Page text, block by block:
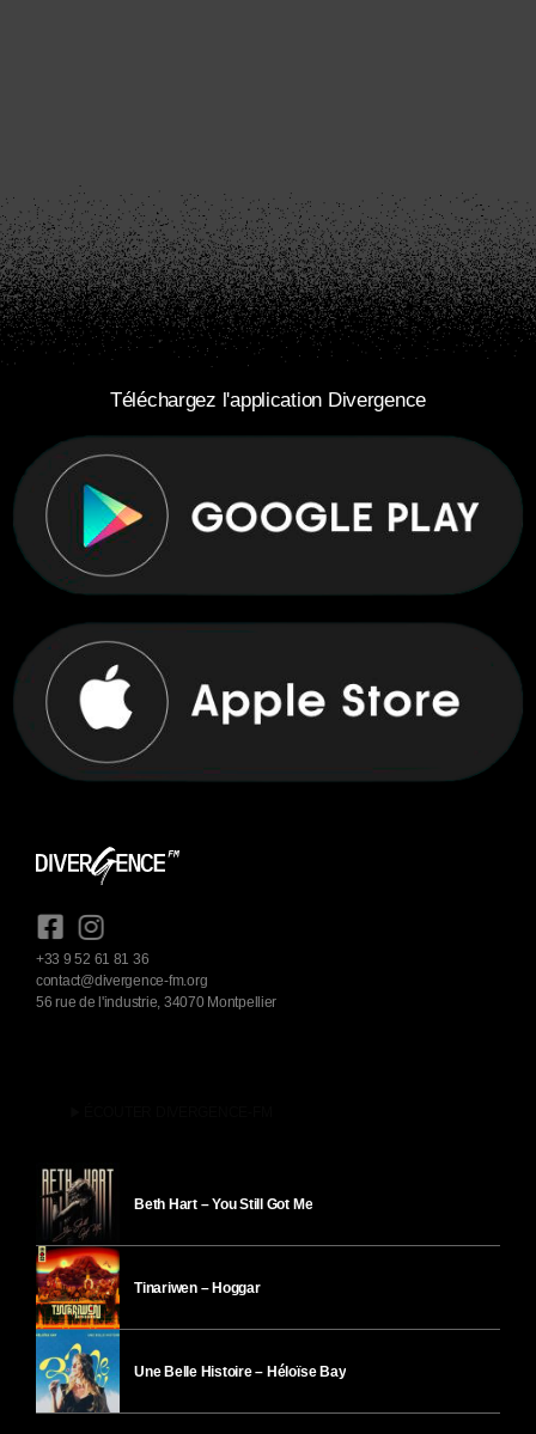
Téléchargez l'application Divergence
+33 9 52 61 81 36
contact@divergence-fm.org
56 rue de l'industrie, 34070 Montpellier
Beth Hart – You Still Got Me
Tinariwen – Hoggar
Une Belle Histoire – Héloïse Bay